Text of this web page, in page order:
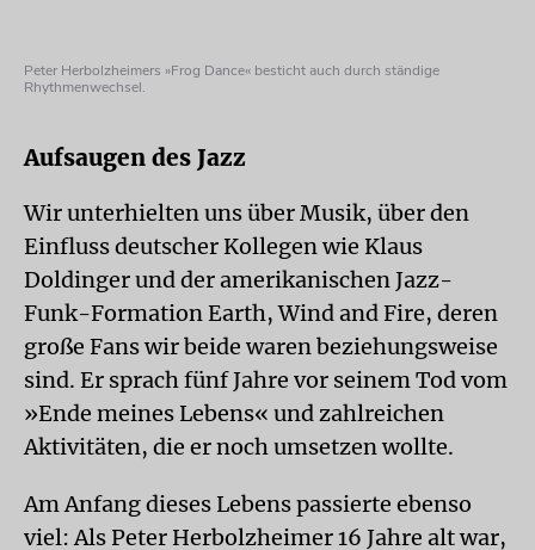
Peter Herbolzheimers »Frog Dance« besticht auch durch ständige
Rhythmenwechsel.
Aufsaugen des Jazz
Wir unterhielten uns über Musik, über den
Einfluss deutscher Kollegen wie Klaus
Doldinger und der amerikanischen Jazz-
Funk-Formation Earth, Wind and Fire, deren
große Fans wir beide waren beziehungsweise
sind. Er sprach fünf Jahre vor seinem Tod vom
»Ende meines Lebens« und zahlreichen
Aktivitäten, die er noch umsetzen wollte.
Am Anfang dieses Lebens passierte ebenso
viel: Als Peter Herbolzheimer 16 Jahre alt war,